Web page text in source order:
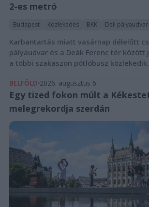
2-es metró
Budapest Közlekedés BKK Déli pályaudvar
Karbantartás miatt vasárnap délelőtt
pályaudvar és a Deák Ferenc tér között
a többi szakaszon pótlóbusz közlekedik.
BELFÖLD 2026. augusztus 6.
Egy tized fokon múlt a
melegrekordja szerdán